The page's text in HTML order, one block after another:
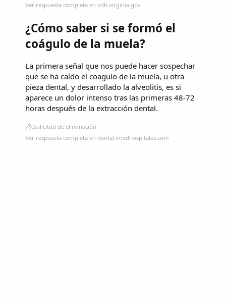
Ver respuesta completa en vdh.virginia.gov
¿Cómo saber si se formó el
coágulo de la muela?
La primera señal que nos puede hacer sospechar
que se ha caído el coagulo de la muela, u otra
pieza dental, y desarrollado la alveolitis, es si
aparece un dolor intenso tras las primeras 48-72
horas después de la extracción dental.
Solicitud de eliminación
Ver respuesta completa en dental.imedhospitales.com